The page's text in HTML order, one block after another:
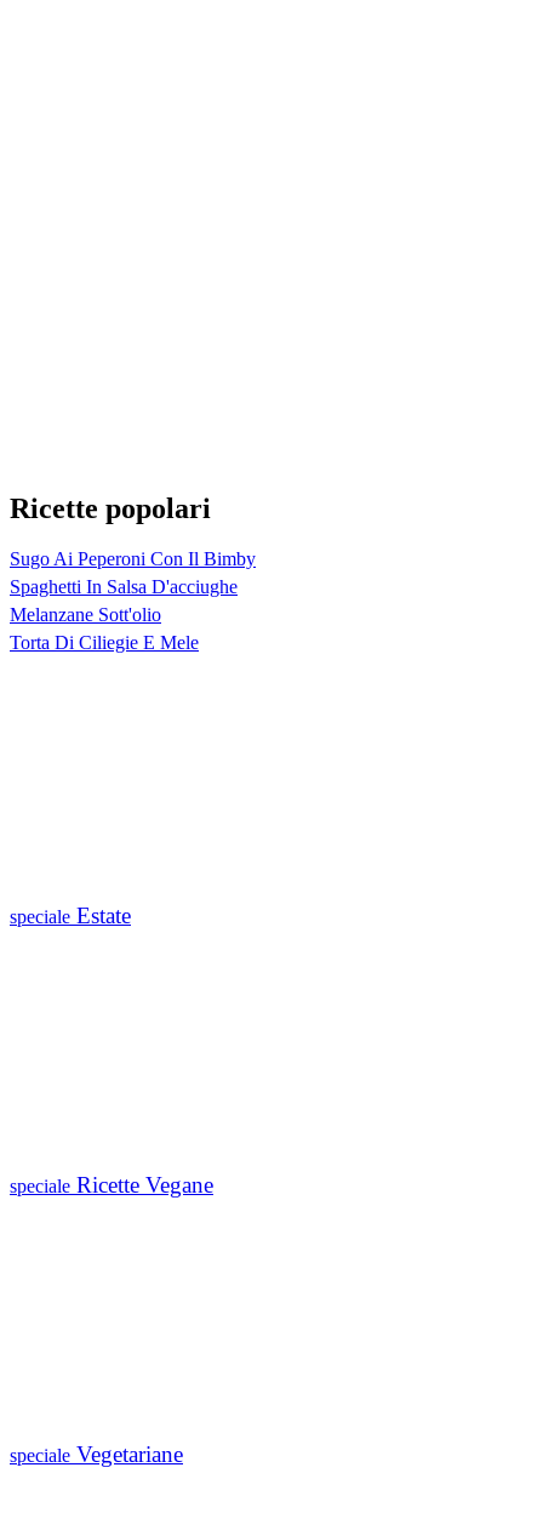
Ricette popolari
Sugo Ai Peperoni Con Il Bimby
Spaghetti In Salsa D'acciughe
Melanzane Sott'olio
Torta Di Ciliegie E Mele
speciale Estate
speciale Ricette Vegane
speciale Vegetariane